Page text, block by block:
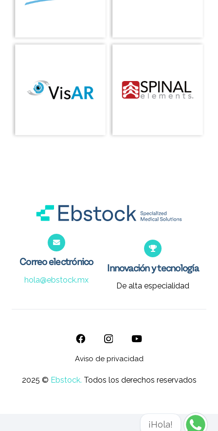
Correo electrónico
hola@ebstock.mx
Innovación y tecnología
De alta especialidad
Aviso de privacidad
2025 © Ebstock. Todos los derechos reservados
¡Hola!